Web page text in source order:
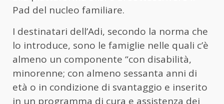
Pad del nucleo familiare.
I destinatari dell’Adi, secondo la norma che
lo introduce, sono le famiglie nelle quali c’è
almeno un componente “con disabilità,
minorenne; con almeno sessanta anni di
età o in condizione di svantaggio e inserito
in un programma di cura e assistenza dei